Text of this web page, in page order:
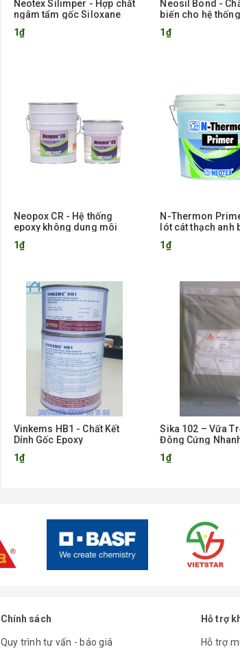
Neotex Silimper - Hợp chất
ngâm tẩm gốc Siloxane
1₫
Neosil Bond -
biến cho hệ
1₫
Neopox CR - Hệ thống
epoxy không dung môi
1₫
N-Thermon
lót cát thạch anh
1₫
Vinkems HB1 - Chất Kết
Dính Gốc Epoxy
1₫
Sika 102 – Vữa
Đông Cứng
1₫
Chính sách
Quy trình tư vấn - báo giá
Hỗ trợ
Hỗ trợ